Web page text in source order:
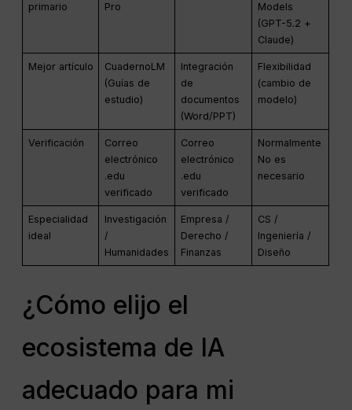
primario
Pro
Models
(GPT-5.2 +
Claude)
Mejor artículo
CuadernoLM
(Guías de
estudio)
Integración
de
documentos
(Word/PPT)
Flexibilidad
(cambio de
modelo)
Verificación
Correo
electrónico
.edu
verificado
Correo
electrónico
.edu
verificado
Normalmente
No es
necesario
Especialidad
ideal
Investigación
/
Humanidades
Empresa /
Derecho /
Finanzas
CS /
Ingeniería /
Diseño
¿Cómo elijo el
ecosistema de IA
adecuado para mi